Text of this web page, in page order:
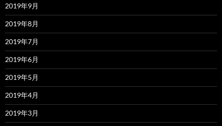
2019年9月
2019年8月
2019年7月
2019年6月
2019年5月
2019年4月
2019年3月